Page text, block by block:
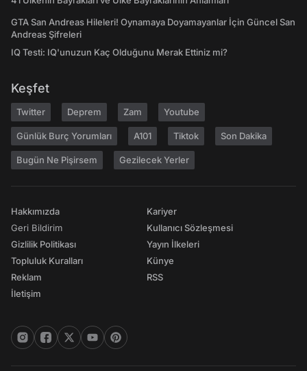
GTA San Andreas Hileleri! Oynamaya Doyamayanlar İçin Güncel San
Andreas Şifreleri
IQ Testi: IQ'unuzun Kaç Olduğunu Merak Ettiniz mi?
Keşfet
Twitter Deprem Zam Youtube
Günlük Burç Yorumları A101 Tiktok Son Dakika
Bugün Ne Pişirsem Gezilecek Yerler
Hakkımızda
Geri Bildirim
Gizlilik Politikası
Topluluk Kuralları
Reklam
İletişim
Kariyer
Kullanıcı Sözleşmesi
Yayın İlkeleri
Künye
RSS